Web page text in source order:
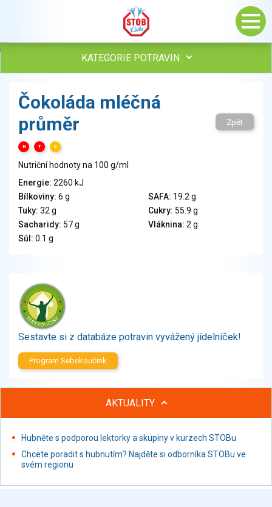
KATEGORIE POTRAVIN
Vejce
Mléko
Mléčné výrobky
Sýry
Veganské a vegetariánské výrobky
Tuky
Obiloviny, mouka, cereální výrobky
Chléb, pečivo, křehké chleby, pufované výrobky
Přílohy
Brambory, luštěniny, houby
Sladkosti, slané výrobky
Zmrzliny
Ochucovadla, přísady, sladidla
Sušené směsi
Polotovary, hotové pokrmy
Proteinové výrobky, doplňky stravy
Nápoje alkoholické
Restaurace, jídelny, hotová jídla
Fastfood
Studená kuchyně, lahůdkářské výrobky
Čokoláda mléčná
průměr
H T S
Zpět
Nutriční hodnoty na 100 g/ml
Energie: 2260 kJ
Bílkoviny: 6 g SAFA: 19.2 g
Tuky: 32 g Cukry: 55.9 g
Sacharidy: 57 g Vláknina: 2 g
Sůl: 0.1 g
Sestavte si z databáze potravin vyvážený jídelníček!
Program Sebekoučink
AKTUALITY
Hubněte s podporou lektorky a skupiny v kurzech STOBu
Chcete poradit s hubnutím? Najděte si odborníka STOBu ve
svém regionu